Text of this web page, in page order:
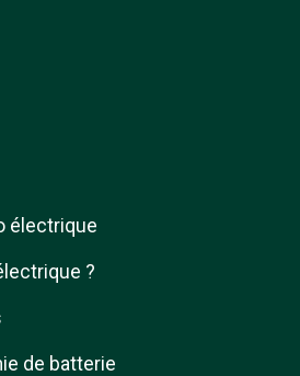
électrique
?
de batterie